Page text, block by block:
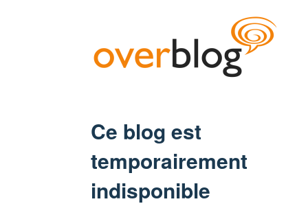
Ce blog est
temporairement
indisponible